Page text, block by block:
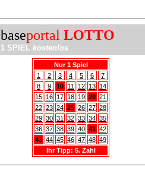
baseportal LOTTO
1 SPIEL kostenlos
Nur 1 Spiel
1
2 3 4 5 6
7
8
9 10 11 12 13 14
15 16 17 18 19 20 21
22 23 24 25 26 27 28
29 30 31 32 33 34 35
36 37 38 39 40 41 42
43 44 45 46 47 48 49
Ihr Tipp: 5. Zahl